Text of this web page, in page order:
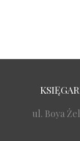
ul. Boya